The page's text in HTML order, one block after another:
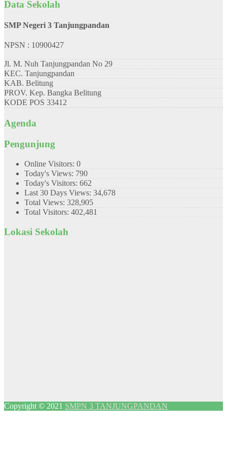
Data Sekolah
SMP Negeri 3 Tanjungpandan
NPSN : 10900427
Jl. M. Nuh Tanjungpandan No 29
KEC. Tanjungpandan
KAB. Belitung
PROV. Kep. Bangka Belitung
KODE POS 33412
Agenda
Pengunjung
Online Visitors: 0
Today's Views: 790
Today's Visitors: 662
Last 30 Days Views: 34,678
Total Views: 328,905
Total Visitors: 402,481
Lokasi Sekolah
Copyright © 2021 SMPN 3 TANJUNGPANDAN